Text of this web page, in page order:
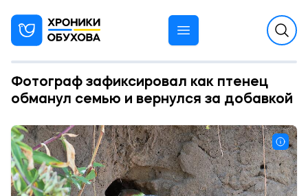
Фотограф зафиксировал как птенец
обманул семью и вернулся за добавкой